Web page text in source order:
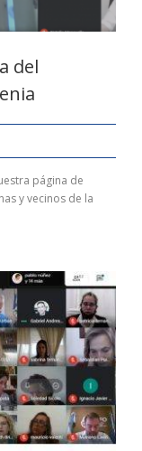
del
página de
y vecinos de la